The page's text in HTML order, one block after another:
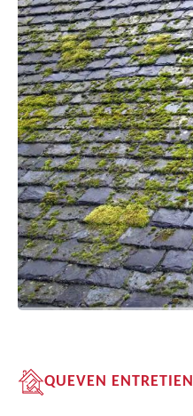
QUEVEN ENTRETIEN